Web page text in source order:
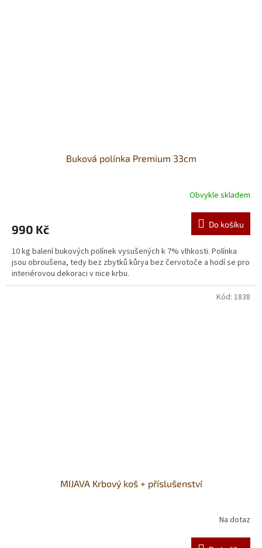
Buková polínka Premium 33cm
Obvykle skladem
990 Kč Do košíku
10 kg balení bukových polínek vysušených k 7% vlhkosti. Polínka
jsou obroušena, tedy bez zbytků kůrya bez červotoče a hodí se pro
interiérovou dekoraci v nice krbu.
MIJAVA Krbový koš + příslušenství
Na dotaz
Kód: 1838